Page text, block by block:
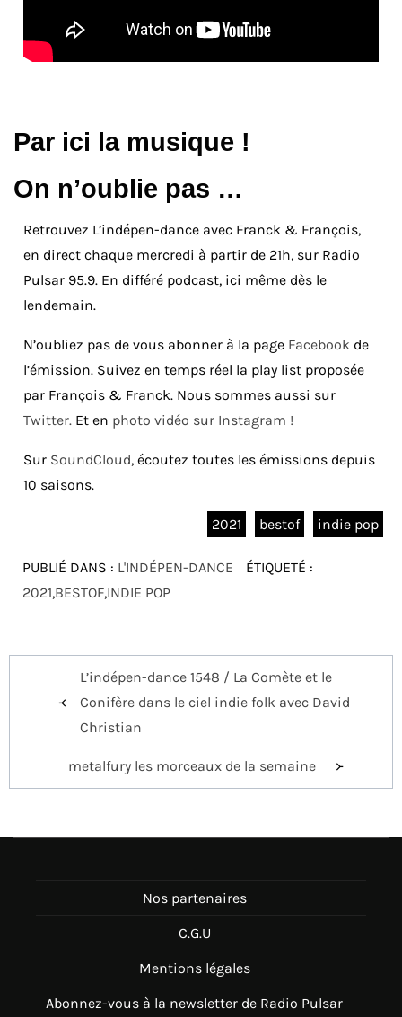
Par ici la musique !
On n’oublie pas …
Retrouvez L’indépen-dance avec Franck & François,
en direct chaque mercredi à partir de 21h, sur Radio
Pulsar 95.9. En différé podcast, ici même dès le
lendemain.
N’oubliez pas de vous abonner à la page Facebook de
l’émission. Suivez en temps réel la play list proposée
par François & Franck. Nous sommes aussi sur
Twitter. Et en photo vidéo sur Instagram !
Sur SoundCloud, écoutez toutes les émissions depuis
10 saisons.
2021 bestof indie pop
PUBLIÉ DANS : L'INDÉPEN-DANCE
ÉTIQUETÉ :
2021,BESTOF,INDIE POP
Navigation
l’article
L’indépen-dance 1548 / La Comète et le
Conifère dans le ciel indie folk avec David
Christian
metalfury les morceaux de la semaine
Nos partenaires
C.G.U
Mentions légales
Abonnez-vous à la newsletter de Radio Pulsar